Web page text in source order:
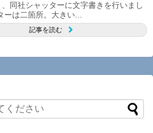
、同社シャッターに文字書きを行いまし
ーは二箇所。大きい...
記事を読む